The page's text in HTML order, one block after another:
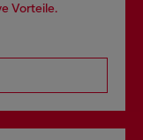
Vorteile.